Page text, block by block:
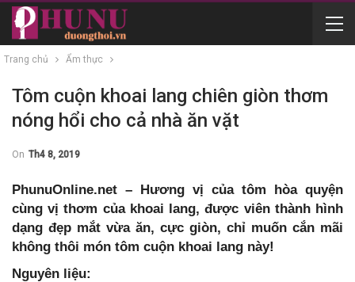
Trang chủ Ẩm thực
Tôm cuộn khoai lang chiên giòn thơm
nóng hổi cho cả nhà ăn vặt
On Th4 8, 2019
PhunuOnline.net – Hương vị của tôm hòa quyện
cùng vị thơm của khoai lang, được viên thành hình
dạng đẹp mắt vừa ăn, cực giòn, chỉ muốn cắn mãi
không thôi món tôm cuộn khoai lang này!
Nguyên liệu: